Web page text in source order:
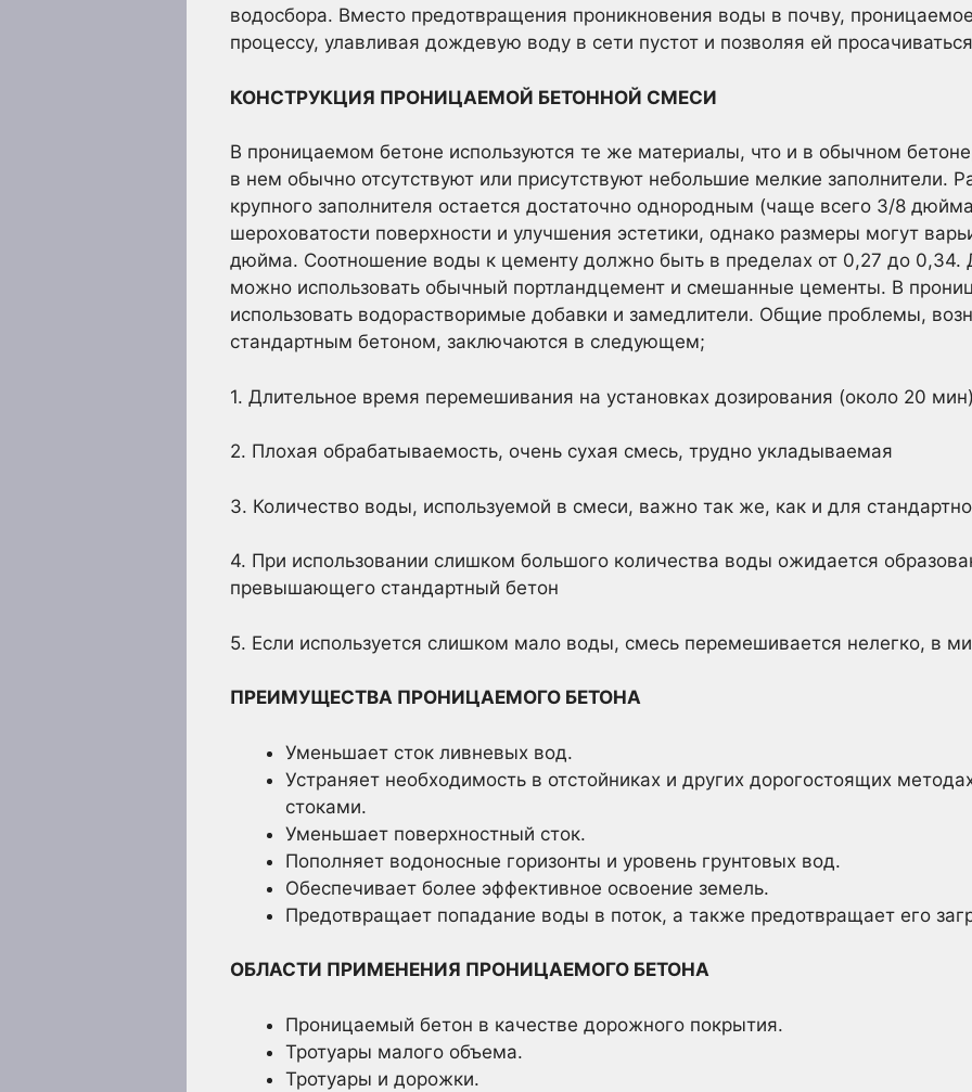
водосбора. Вместо предотвращения проникновения воды в почву,
процессу, улавливая дождевую воду в сети пустот и позволяя ей
КОНСТРУКЦИЯ ПРОНИЦАЕМОЙ БЕТОННОЙ СМЕСИ
В проницаемом бетоне используются те же материалы, что и в обычном
в нем обычно отсутствуют или присутствуют небольшие мелкие заполнители.
крупного заполнителя остается достаточно однородным (чаще всего 3/8
шероховатости поверхности и улучшения эстетики, однако размеры могут
дюйма. Соотношение воды к цементу должно быть в пределах от 0,27 до 0,34.
можно использовать обычный портландцемент и смешанные цементы. В
использовать водорастворимые добавки и замедлители. Общие проблемы,
стандартным бетоном, заключаются в следующем;
1. Длительное время перемешивания на установках дозирования (около 20 мин)
2. Плохая обрабатываемость, очень сухая смесь, трудно укладываемая
3. Количество воды, используемой в смеси, важно так же, как и для
4. При использовании слишком большого количества воды ожидается
превышающего стандартный бетон
5. Если используется слишком мало воды, смесь перемешивается нелегко, в
ПРЕИМУЩЕСТВА ПРОНИЦАЕМОГО БЕТОНА
Уменьшает сток ливневых вод.
Устраняет необходимость в отстойниках и других дорогостоящих
стоками.
Уменьшает поверхностный сток.
Пополняет водоносные горизонты и уровень грунтовых вод.
Обеспечивает более эффективное освоение земель.
Предотвращает попадание воды в поток, а также предотвращает его
ОБЛАСТИ ПРИМЕНЕНИЯ ПРОНИЦАЕМОГО БЕТОНА
Проницаемый бетон в качестве дорожного покрытия.
Тротуары малого объема.
Тротуары и дорожки.